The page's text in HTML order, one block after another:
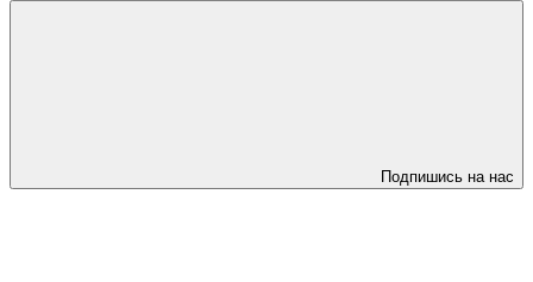
Подпишись на нас